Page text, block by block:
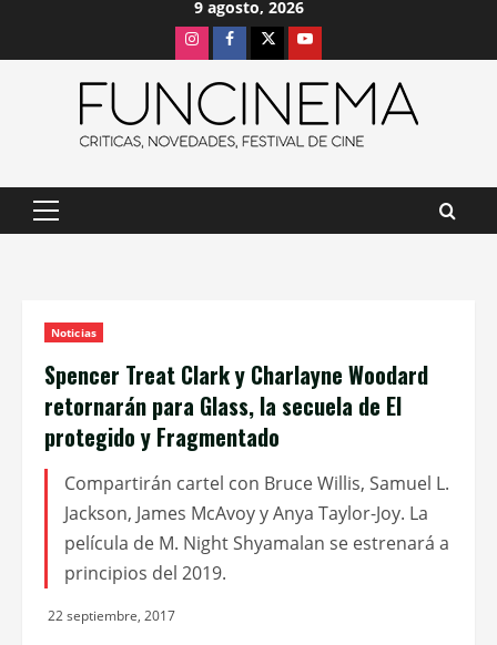
9 agosto, 2026
InstagramFacebook
X Youtube
Menú
Noticias
Spencer Treat Clark y Charlayne Woodard
retornarán para Glass, la secuela de El
protegido y Fragmentado
Compartirán cartel con Bruce Willis, Samuel L.
Jackson, James McAvoy y Anya Taylor-Joy. La
película de M. Night Shyamalan se estrenará a
principios del 2019.
22 septiembre, 2017